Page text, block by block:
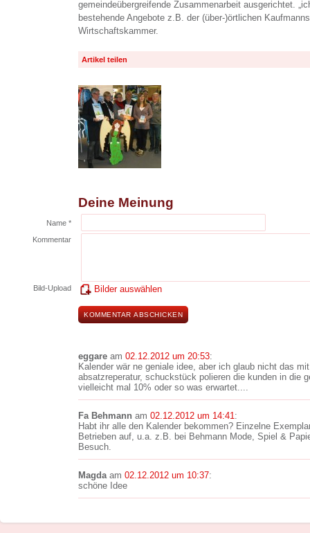
gemeindeübergreifende Zusammenarbeit ausgerichtet.
bestehende Angebote z.B. der (über-)örtlichen
Wirtschaftskammer.
Artikel teilen
Deine Meinung
Name *
Kommentar
Bild-Upload Bilder auswählen
eggare am 02.12.2012 um 20:53:
Kalender wär ne geniale idee, aber ich glaub nicht das
absatzreperatur, schuckstück polieren die kunden in die
vielleicht mal 10% oder so was erwartet....
Fa Behmann am 02.12.2012 um 14:41:
Habt ihr alle den Kalender bekommen? Einzelne
Betrieben auf, u.a. z.B. bei Behmann Mode, Spiel &
Besuch.
Magdaam 02.12.2012 um 10:37:
schöne Idee